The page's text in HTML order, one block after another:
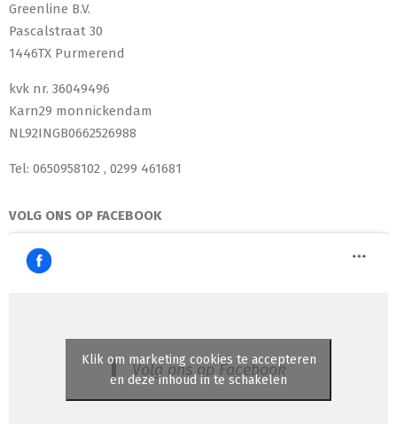
Greenline B.V.
Pascalstraat 30
1446TX Purmerend
kvk nr. 36049496
Karn29 monnickendam
NL92INGB0662526988
Tel: 0650958102 , 0299 461681
VOLG ONS OP FACEBOOK
Volg ons op Facebook
Klik om marketing cookies te accepteren
en deze inhoud in te schakelen